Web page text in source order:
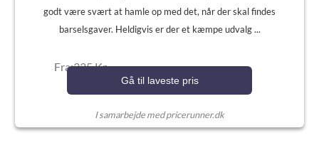
godt være svært at hamle op med det, når der skal findes
barselsgaver. Heldigvis er der et kæmpe udvalg ...
Fra:335 Kr.
Gå til laveste pris
I samarbejde med pricerunner.dk